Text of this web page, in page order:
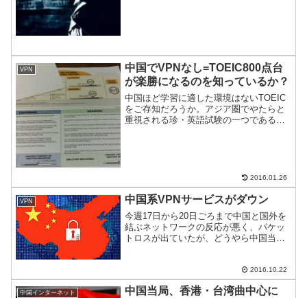
VPN
中国でVPNなし=TOEIC800点台
が楽勝になるのを知っているか？
中国ほど学習に適した環境はないTOEIC
をご存知だろうか。アジア圏でやたらと
重視される珍・英語試験の一つである。
2016.01.26
VPN 中国系VPNサービスがダウン
今週17日から20日ごろまで中国と国外を
結ぶネットワークの反応が悪く、パケッ
トロスが出ていたが、どうやら中国当局
2016.10.22
中国インターネット
中国当局、香港・台湾曲中心に